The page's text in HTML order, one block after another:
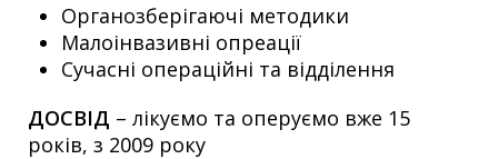
Органозберігаючі методики
Малоінвазивні опреації
Сучасні операційні та відділення
ДОСВІД – лікуємо та оперуємо вже 15
років, з 2009 року